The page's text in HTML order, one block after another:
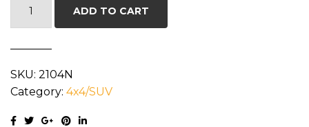
SUV
235/55R19
105Y
ADD TO CART
SKU: 2104N
Category: 4x4/SUV